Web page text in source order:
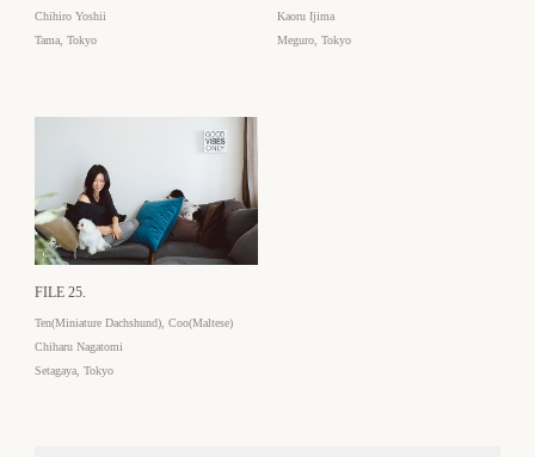
Chihiro Yoshii
Tama, Tokyo
Kaoru Ijima
Meguro, Tokyo
FILE 25.
Ten(Miniature Dachshund), Coo(Maltese)
Chiharu Nagatomi
Setagaya, Tokyo